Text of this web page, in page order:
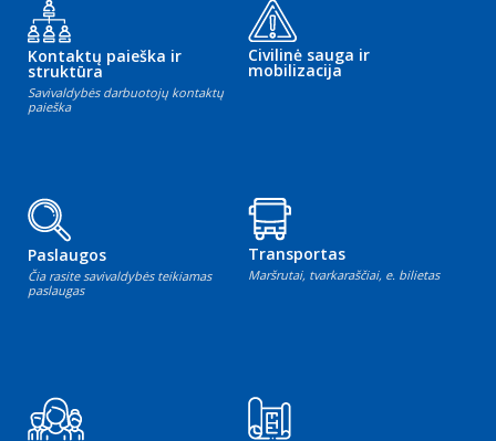
Kontaktų paieška ir
struktūra
Savivaldybės darbuotojų kontaktų
paieška
Civilinė sauga ir
mobilizacija
Paslaugos
Čia rasite savivaldybės teikiamas
paslaugas
Transportas
Maršrutai, tvarkaraščiai, e. bilietas